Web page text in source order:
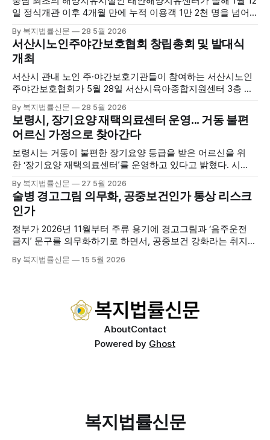
일 정식개관 이후 4개월 만에 누적 이용객 1만 2천 명을 넘어
양자원을 활용한 맞춤형 프로그램과 차별화된 웰니스 콘텐츠
를 선보이며 관광객과 군민의 발길을 끌고 있다. 센터는 염지
하수, 피트 등 태안의 청정 해양자원을 활용해 몸과 마음의 회
복을 돕는 다양한 프로그램을 운영하고
By 복지법률신문 28 5월 2026
서산시노인주야간보호협회 창립총회 및 발대식
개최
서산시 관내 노인 주·야간보호기관들이 참여하는 서산시노인
주야간보호협회가 5월 28일 서산시육아종합지원센터 3층 공
행사에는 서산시 관내 주·야간보호기관 관계자와 종사자, 유관
기관 내빈 등 약 100여명이 참석했으며, 서산시청 관계자, 서
산시노인복지시설협회, 서산시재가복지협회, 서산시사회복지
사협회 등 지역 노인복지 관련 기관 관계자들이 함께해 협회
출범을 축하했다. 서산시노인주야간보호협회는 서산시 소재
By 복지법률신문 28 5월 2026
보령시, 장기요양 재택의료센터 운영... 거동 불편
어르신 가정으로 찾아간다
보령시는 거동이 불편한 장기요양 등급을 받은 어르신을 위
한 ‘장기요양 재택의료센터’를 운영하고 있다고 밝혔다. 시
고 본격적인 서비스 제공에 나서고 있다. 재택의료센터
는 (한)의사가 거동 불편으로 의료기관 이용이 어렵다고 판단
한 장기요양 등급자를 대상으로, (한)의사·간호사·사회복지사
로 구성된 다학제 팀이 직접 가정을 방문해 건강관리서비스
를 제공하는
By 복지법률신문 27 5월 2026
술병 경고그림 의무화, 공중보건인가 통상 리스크
인가
정부가 2026년 11월부터 주류 용기에 경고그림과 ‘음주운전
금지’ 문구를 의무화하기로 하면서, 공중보건 강화라는 취지와
도는 국제 통상 규범, 영세업체 부담, 소비자 선택권 등 다양한
By 복지법률신문 15 5월 2026
AboutContact
Powered by Ghost
복지법률신문